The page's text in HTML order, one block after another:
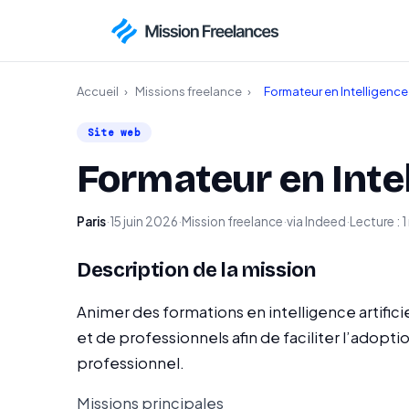
Accueil › Missions freelance › Formateur en
Site web
Formateur en
Paris·15 juin 2026·Mission freelance·via Indeed·Lecture :
Description de la mission
Animer des formations en intelligence
et de professionnels afin de faciliter
professionnel.
Missions principales